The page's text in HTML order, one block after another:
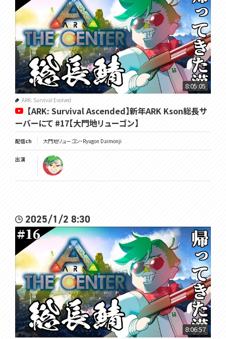
8:05:05
ARK: Survival Evolved
【ARK: Survival Ascended】新年ARK Kson総長サ
ーバーにて #17【大門地リューゴン】
配信ch 大門地リューゴン・Ryugon Daimonji
出演
2025/1/2 8:30
8:06:57